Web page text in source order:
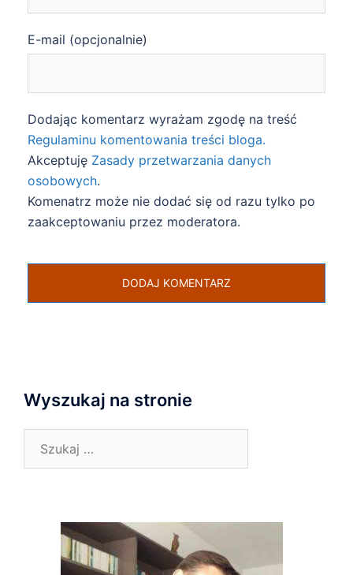
E-mail (opcjonalnie)
Dodając komentarz wyrażam zgodę na treść
Regulaminu komentowania treści bloga.
Akceptuję Zasady przetwarzania danych
osobowych.
Komenatrz może nie dodać się od razu tylko po
zaakceptowaniu przez moderatora.
Wyszukaj na stronie